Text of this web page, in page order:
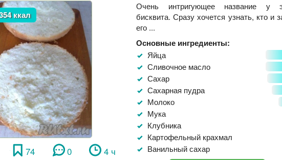
ккал
74 0 4 ч
Очень интригующее название у
бисквита. Сразу хочется узнать, кто и
его ...
Основные ингредиенты:
Яйца
Сливочное масло
Сахар
Сахарная пудра
Молоко
Мука
Клубника
Картофельный крахмал
Ванильный сахар